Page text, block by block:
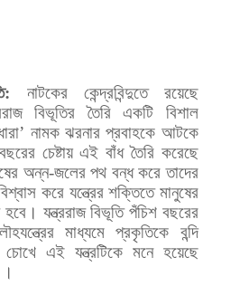
: নাটকের কেন্দ্রবিন্দুতে
রয়েছে
বিভূতির তৈরি একটি
বিশাল
’ নামক ঝরনার প্রবাহকে আটকে
বছরের চেষ্টায় এই বাঁধ তৈরি করেছে
অন্ন-জলের পথ বন্ধ করে তাদের
করে যন্ত্রের শক্তিতে মানুষের
হবে। যন্ত্ররাজ বিভূতি পঁচিশ বছরের
মাধ্যমে প্রকৃতিকে
বন্দি
চোখে এই যন্ত্রটিকে মনে হয়েছে
।